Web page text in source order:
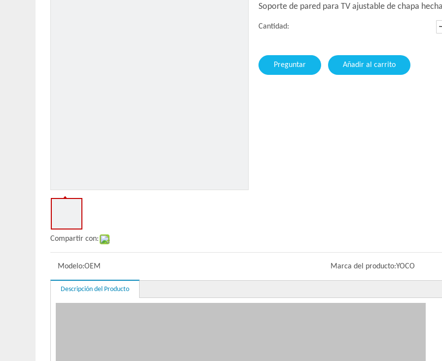
Compartir con:
Soporte de pared para TV ajustable de chapa
Cantidad:
Preguntar Añadir al carrito
Modelo:OEM Marca del producto:YOCO
Descripción del Producto